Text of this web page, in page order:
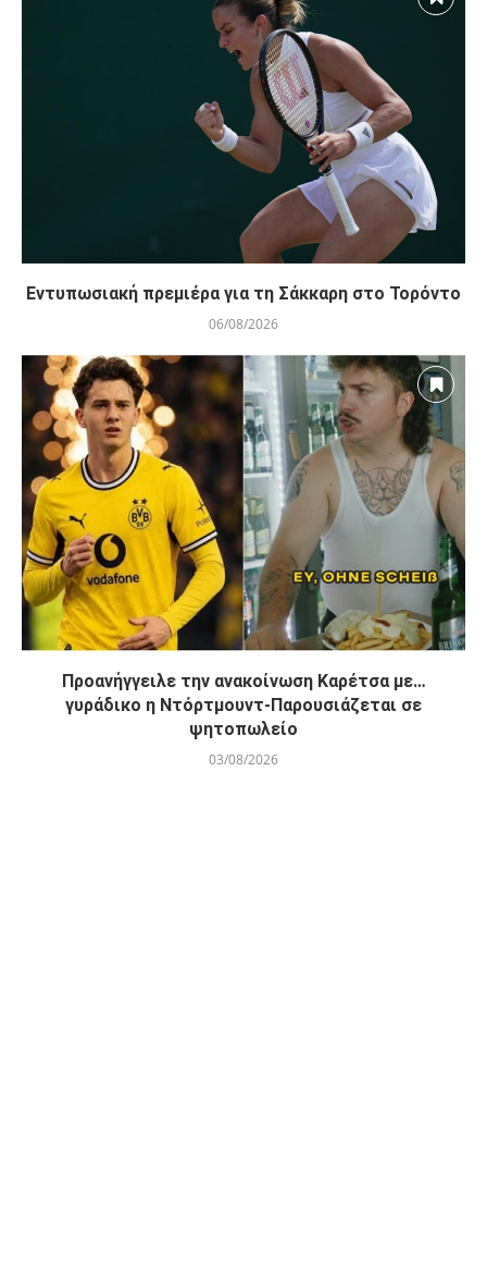
Εντυπωσιακή πρεμιέρα για τη Σάκκαρη στο Τορόντο
06/08/2026
Προανήγγειλε την ανακοίνωση Καρέτσα με…
γυράδικο η Ντόρτμουντ-Παρουσιάζεται σε
ψητοπωλείο
03/08/2026